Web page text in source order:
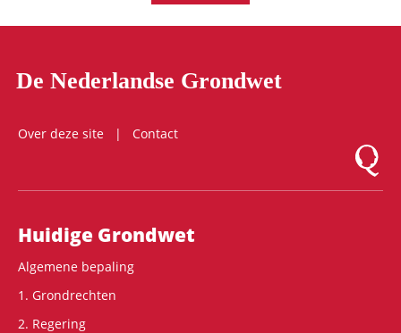
De Nederlandse Grondwet
Over deze site
Contact
Logo
Hoofdnavigatie
Huidige Grondwet
Algemene bepaling
1. Grondrechten
2. Regering